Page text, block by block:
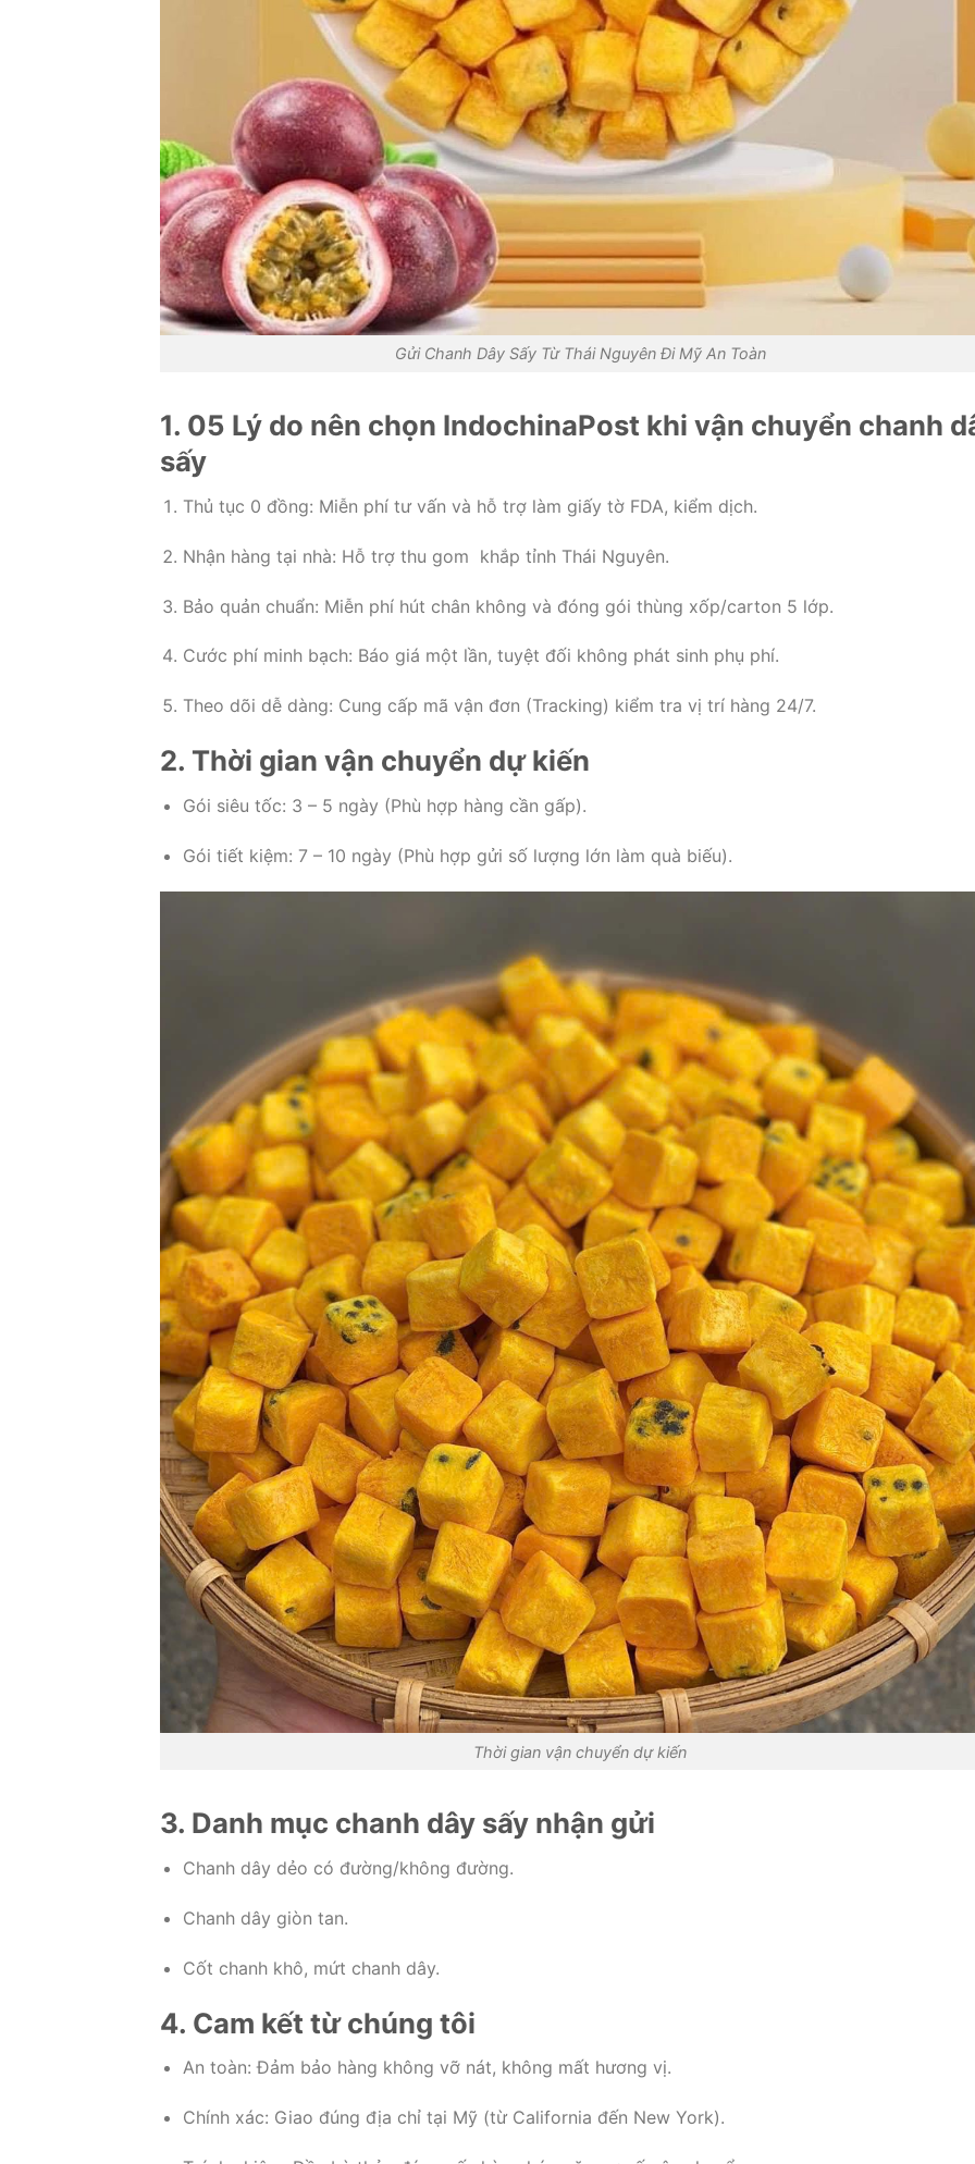
Gửi Chanh Dây Sấy Từ Thái Nguyên Đi Mỹ An Toàn
1. 05 Lý do nên chọn IndochinaPost khi vận chuyển chanh
sấy
Thủ tục 0 đồng: Miễn phí tư vấn và hỗ trợ làm giấy tờ FDA, kiểm dịch.
Nhận hàng tại nhà: Hỗ trợ thu gom khắp tỉnh Thái Nguyên.
Bảo quản chuẩn: Miễn phí hút chân không và đóng gói thùng xốp/carton 5 lớp.
Cước phí minh bạch: Báo giá một lần, tuyệt đối không phát sinh phụ phí.
Theo dõi dễ dàng: Cung cấp mã vận đơn (Tracking) kiểm tra vị trí hàng 24/7.
2. Thời gian vận chuyển dự kiến
Gói siêu tốc: 3 – 5 ngày (Phù hợp hàng cần gấp).
Gói tiết kiệm: 7 – 10 ngày (Phù hợp gửi số lượng lớn làm quà biếu).
Thời gian vận chuyển dự kiến
3. Danh mục chanh dây sấy nhận gửi
Chanh dây dẻo có đường/không đường.
Chanh dây giòn tan.
Cốt chanh khô, mứt chanh dây.
4. Cam kết từ chúng tôi
An toàn: Đảm bảo hàng không vỡ nát, không mất hương vị.
Chính xác: Giao đúng địa chỉ tại Mỹ (từ California đến New York).